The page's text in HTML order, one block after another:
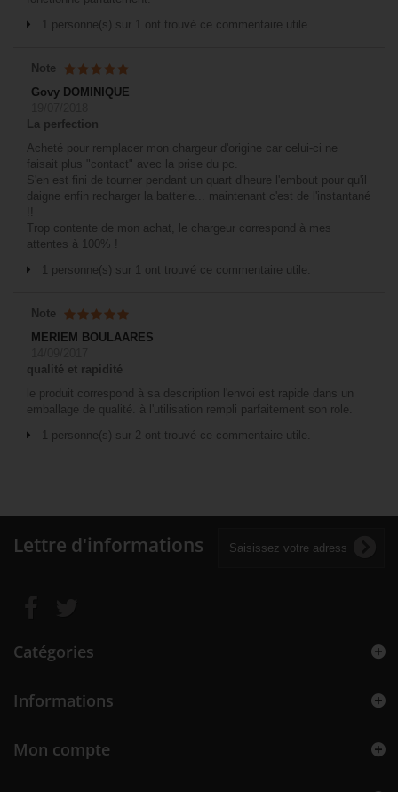
1 personne(s) sur 1 ont trouvé ce commentaire utile.
Note
Govy DOMINIQUE
La perfection
Acheté pour remplacer mon chargeur d'origine car celui-ci ne
faisait plus "contact" avec la prise du pc.
S'en est fini de tourner pendant un quart d'heure l'embout pour qu'il
daigne enfin recharger la batterie... maintenant c'est de l'instantané
Trop contente de mon achat, le chargeur correspond à mes
attentes à 100% !
1 personne(s) sur 1 ont trouvé ce commentaire utile.
Note
MERIEM BOULAARES
qualité et rapidité
le produit correspond à sa description l'envoi est rapide dans un
emballage de qualité. à l'utilisation rempli parfaitement son role.
1 personne(s) sur 2 ont trouvé ce commentaire utile.
Lettre d'informations
Catégories
Informations
Mon compte